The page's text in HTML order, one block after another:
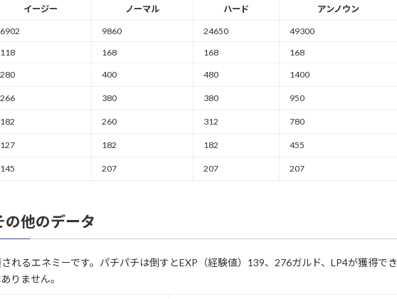
イージー ノーマル ハード アンノウン
6902 9860 24650
49300
118 168 168 168
280 400 480 1400
266 380 380 950
182 260 312 780
127 182 182 455
145 207 207 207
他のデータ
れるエネミーです。パチパチは倒すとEXP（経験値）139、276ガルド、LP4が獲得でき
りません。